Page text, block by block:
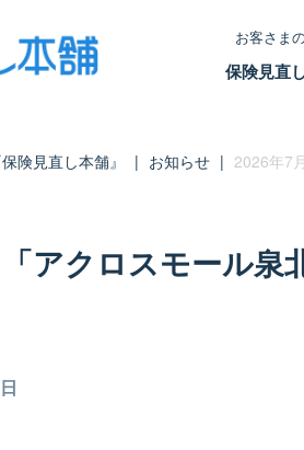
お客さま
保険見直
険見直し本舗』 | お知らせ | 2026年7
アクロスモール泉